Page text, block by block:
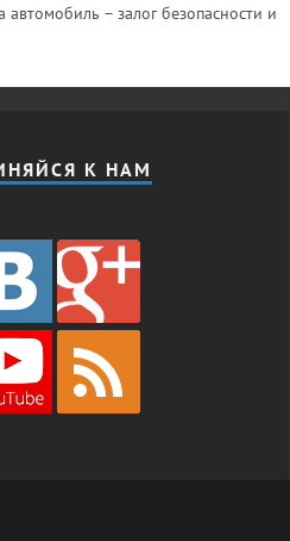
автомобиль – залог безопасности и
К НАМ